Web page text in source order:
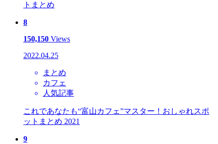
トまとめ
8
150,150 Views
2022.04.25
まとめ
カフェ
人気記事
これであなたも“富山カフェ”マスター！おしゃれスポ
ットまとめ 2021
9